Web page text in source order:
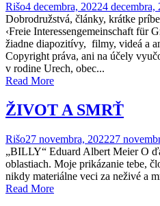
Rišo4 decembra, 20224 decembra,
Dobrodružstvá, články, krátke
‹Freie Interessengemeinschaft für
žiadne diapozitívy, filmy, videá a
Copyright práva, ani na účely
v rodine Urech, obec...
Read More
ŽIVOT A SMRŤ
Rišo27 novembra, 202227
„BILLY“ Eduard Albert Meier O
oblastiach. Moje prikázanie tebe,
nikdy materiálne veci za neživé a
Read More